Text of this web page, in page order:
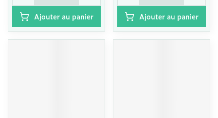
Ajouter au panier Ajouter au panier